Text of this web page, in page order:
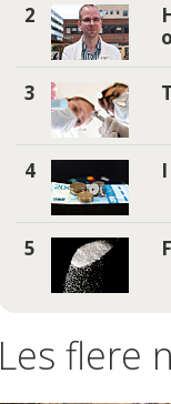
Les flere